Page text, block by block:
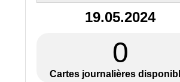
19.05.2024
0
Cartes journalières